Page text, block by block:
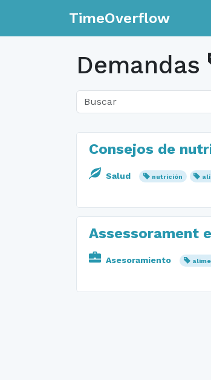
TimeOverflow
Demandas
Consejos de
Salud nutrición
Assessorament
Asesoramiento